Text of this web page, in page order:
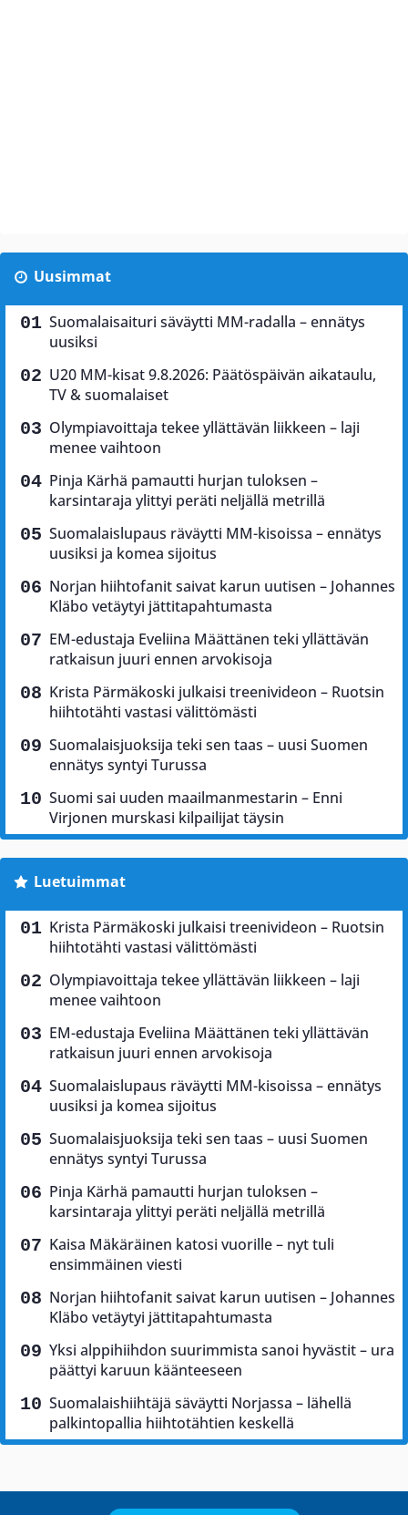
Uusimmat
Suomalaisaituri säväytti MM-radalla – ennätys
uusiksi
U20 MM-kisat 9.8.2026: Päätöspäivän aikataulu,
TV & suomalaiset
Olympiavoittaja tekee yllättävän liikkeen – laji
menee vaihtoon
Pinja Kärhä pamautti hurjan tuloksen –
karsintaraja ylittyi peräti neljällä metrillä
Suomalaislupaus räväytti MM-kisoissa – ennätys
uusiksi ja komea sijoitus
Norjan hiihtofanit saivat karun uutisen – Johannes
Kläbo vetäytyi jättitapahtumasta
EM-edustaja Eveliina Määttänen teki yllättävän
ratkaisun juuri ennen arvokisoja
Krista Pärmäkoski julkaisi treenivideon – Ruotsin
hiihtotähti vastasi välittömästi
Suomalaisjuoksija teki sen taas – uusi Suomen
ennätys syntyi Turussa
Suomi sai uuden maailmanmestarin – Enni
Virjonen murskasi kilpailijat täysin
Luetuimmat
Krista Pärmäkoski julkaisi treenivideon – Ruotsin
hiihtotähti vastasi välittömästi
Olympiavoittaja tekee yllättävän liikkeen – laji
menee vaihtoon
EM-edustaja Eveliina Määttänen teki yllättävän
ratkaisun juuri ennen arvokisoja
Suomalaislupaus räväytti MM-kisoissa – ennätys
uusiksi ja komea sijoitus
Suomalaisjuoksija teki sen taas – uusi Suomen
ennätys syntyi Turussa
Pinja Kärhä pamautti hurjan tuloksen –
karsintaraja ylittyi peräti neljällä metrillä
Kaisa Mäkäräinen katosi vuorille – nyt tuli
ensimmäinen viesti
Norjan hiihtofanit saivat karun uutisen – Johannes
Kläbo vetäytyi jättitapahtumasta
Yksi alppihiihdon suurimmista sanoi hyvästit – ura
päättyi karuun käänteeseen
Suomalaishiihtäjä säväytti Norjassa – lähellä
palkintopallia hiihtotähtien keskellä